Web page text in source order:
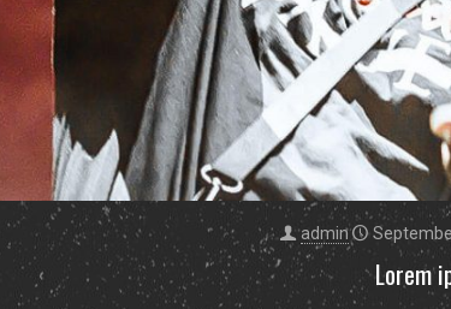
admin
Lorem